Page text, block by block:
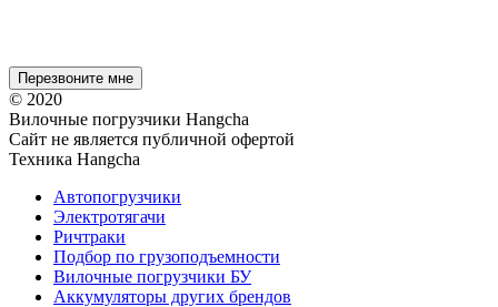
© 2020
Вилочные погрузчики Hangcha
Сайт не является публичной офертой
Техника Hangcha
Автопогрузчики
Электротягачи
Ричтраки
Подбор по грузоподъемности
Вилочные погрузчики БУ
Аккумуляторы других брендов